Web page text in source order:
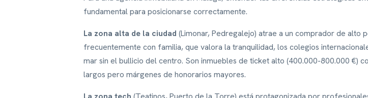
fundamental para posicionarse correctamente.
La zona alta de la ciudad (Limonar, Pedregalejo) atrae a un comprador de alto
frecuentemente con familia, que valora la tranquilidad, los colegios
mar sin el bullicio del centro. Son inmuebles de ticket alto (400.000-800.000 €)
largos pero márgenes de honorarios mayores.